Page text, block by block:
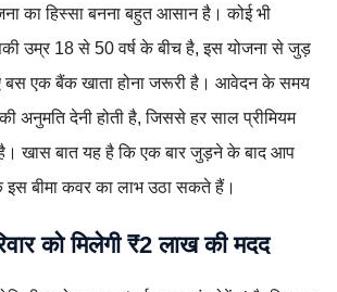
का हिस्सा बनना बहुत आसान है। कोई भी
उम्र 18 से 50 वर्ष के बीच है, इस योजना से जुड़
एक बैंक खाता होना जरूरी है। आवेदन के समय
अनुमति देनी होती है, जिससे हर साल प्रीमियम
खास बात यह है कि एक बार जुड़ने के बाद आप
बीमा कवर का लाभ उठा सकते हैं।
को मिलेगी ₹2 लाख की मदद